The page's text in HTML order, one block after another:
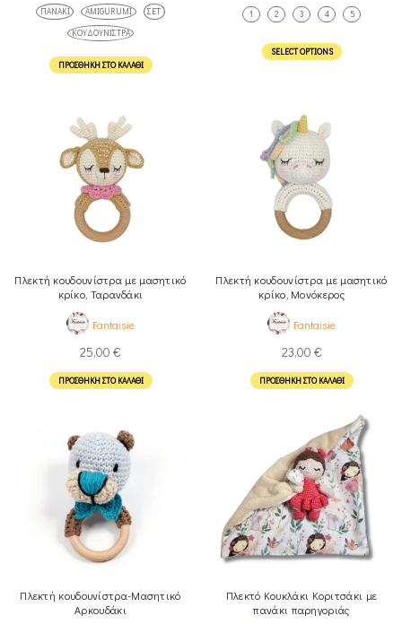
ΠΑΝΆΚΙ AMIGURUMI
ΣΕΤ
ΚΟΥΔΟΥΝΊΣΤΡΑ
ΠΡΟΣΘΉΚΗ ΣΤΟ ΚΑΛΆΘΙ
1 2 3 4 5
SELECT OPTIONS
Πλεκτή κουδουνίστρα με μασητικό
κρίκο, Ταρανδάκι
Fantaisie
25,00 €
ΠΡΟΣΘΉΚΗ ΣΤΟ ΚΑΛΆΘΙ
Πλεκτή κουδουνίστρα με μασητικό
κρίκο, Μονόκερος
Fantaisie
23,00 €
ΠΡΟΣΘΉΚΗ ΣΤΟ ΚΑΛΆΘΙ
Πλεκτή κουδουνίστρα-Μασητικό
Αρκουδάκι
Πλεκτό Κουκλάκι Κοριτσάκι με
πανάκι παρηγοριάς